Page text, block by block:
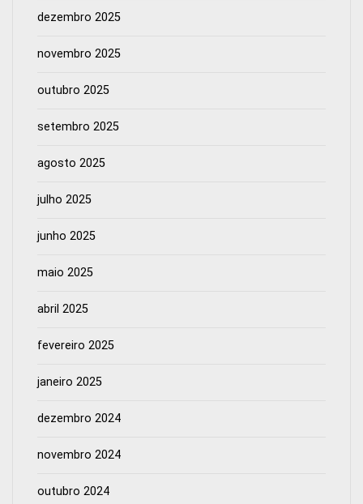
dezembro 2025
novembro 2025
outubro 2025
setembro 2025
agosto 2025
julho 2025
junho 2025
maio 2025
abril 2025
fevereiro 2025
janeiro 2025
dezembro 2024
novembro 2024
outubro 2024